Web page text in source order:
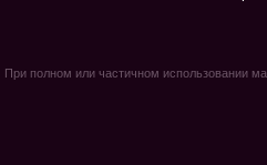
При полном или частичном использовании